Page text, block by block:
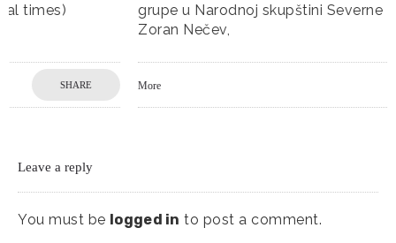
grupe u Narodnoj skupštini Severne Makedonije,”
Leave a reply
You must be logged in to post a comment.